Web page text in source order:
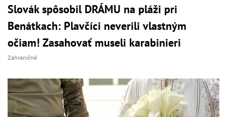
Slovák spôsobil DRÁMU na pláži pri
Benátkach: Plavčíci neverili vlastným
očiam! Zasahovať museli karabinieri
Zahraničné